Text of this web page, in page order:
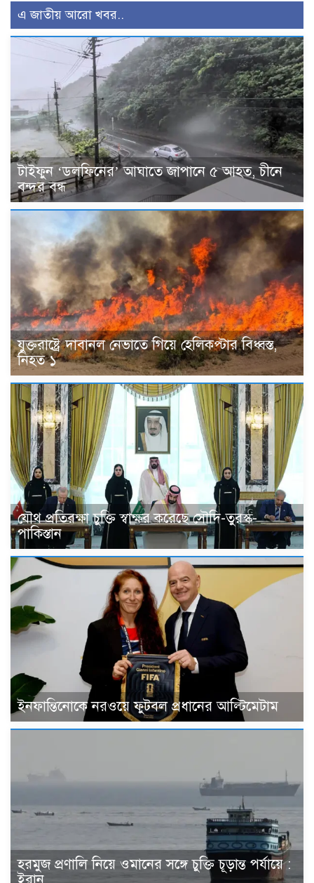
এ জাতীয় আরো খবর..
টাইফুন ‘ডলফিনের’ আঘাতে জাপানে ৫ আহত, চীনে
বন্দর বন্ধ
যুক্তরাষ্ট্রে দাবানল নেভাতে গিয়ে হেলিকপ্টার বিধ্বস্ত,
নিহত ১
যৌথ প্রতিরক্ষা চুক্তি স্বাক্ষর করেছে সৌদি-তুরস্ক-
পাকিস্তান
ইনফান্তিনোকে নরওয়ে ফুটবল প্রধানের আল্টিমেটাম
হরমুজ প্রণালি নিয়ে ওমানের সঙ্গে চুক্তি চূড়ান্ত পর্যায়ে :